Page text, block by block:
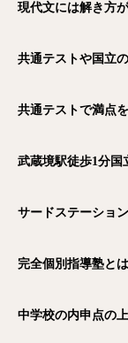
現代文には解き方
共通テストや国立
共通テストで満点
武蔵境駅徒歩1分国
サードステーショ
完全個別指導塾と
中学校の内申点の